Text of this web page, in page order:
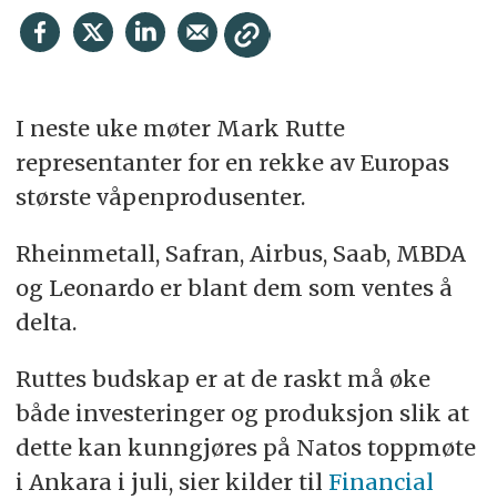
I neste uke møter Mark Rutte
representanter for en rekke av Europas
største våpenprodusenter.
Rheinmetall, Safran, Airbus, Saab, MBDA
og Leonardo er blant dem som ventes å
delta.
Ruttes budskap er at de raskt må øke
både investeringer og produksjon slik at
dette kan kunngjøres på Natos toppmøte
i Ankara i juli, sier kilder til Financial